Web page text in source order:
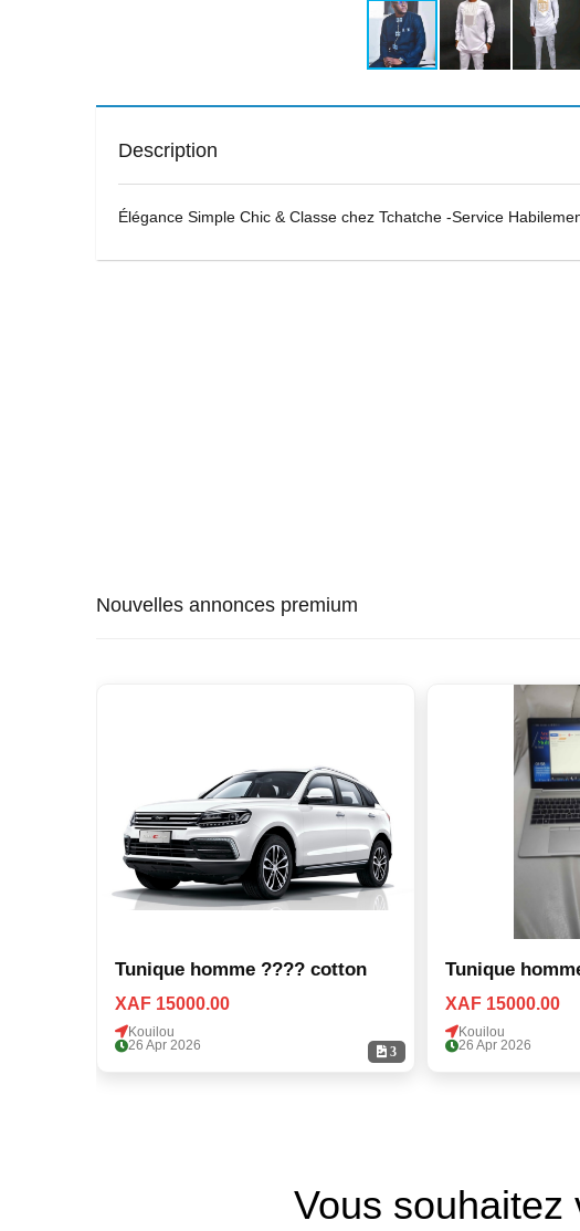
Description
Élégance Simple Chic & Classe chez Tchatche -Service
Nouvelles annonces premium
3
Tunique homme ???? cotton
XAF 15000.00
Kouilou
26 Apr 2026
Tunique
XAF 15000.00
Kouilou
26 Apr 2026
Vous souhaitez